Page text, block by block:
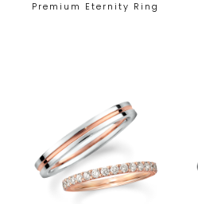
Premium Eternity Ring